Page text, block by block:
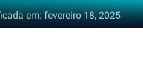
em:fevereiro 18, 2025